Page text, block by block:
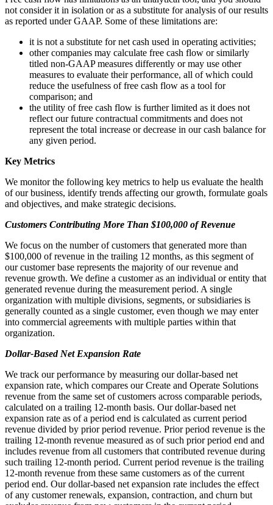
not consider it in isolation or as a substitute for analysis of our results
as reported under GAAP. Some of these limitations are:
it is not a substitute for net cash used in operating activities;
other companies may calculate free cash flow or similarly
titled non-GAAP measures differently or may use other
measures to evaluate their performance, all of which could
reduce the usefulness of free cash flow as a tool for
comparison; and
the utility of free cash flow is further limited as it does not
reflect our future contractual commitments and does not
represent the total increase or decrease in our cash balance for
any given period.
Key Metrics
We monitor the following key metrics to help us evaluate the health
of our business, identify trends affecting our growth, formulate goals
and objectives, and make strategic decisions.
Customers Contributing More Than $100,000 of Revenue
We focus on the number of customers that generated more than
$100,000 of revenue in the trailing 12 months, as this segment of
our customer base represents the majority of our revenue and
revenue growth. We define a customer as an individual or entity that
generated revenue during the measurement period. A single
organization with multiple divisions, segments, or subsidiaries is
generally counted as a single customer, even though we may enter
into commercial agreements with multiple parties within that
organization.
Dollar-Based Net Expansion Rate
We track our performance by measuring our dollar-based net
expansion rate, which compares our Create and Operate Solutions
revenue from the same set of customers across comparable periods,
calculated on a trailing 12-month basis. Our dollar-based net
expansion rate as of a period end is calculated as current period
revenue divided by prior period revenue. Prior period revenue is the
trailing 12-month revenue measured as of such prior period end and
includes revenue from all customers that contributed revenue during
such trailing 12-month period. Current period revenue is the trailing
12-month revenue from these same customers as of the current
period end. Our dollar-based net expansion rate includes the effect
of any customer renewals, expansion, contraction, and churn but